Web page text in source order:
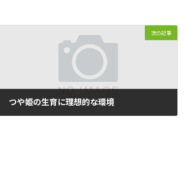
次の記事
つや姫の生育に理想的な環境